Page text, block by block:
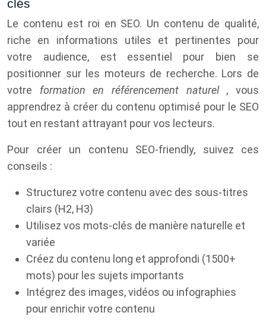
clés
Le contenu est roi en SEO. Un contenu de qualité,
riche en informations utiles et pertinentes pour
votre audience, est essentiel pour bien se
positionner sur les moteurs de recherche. Lors de
votre formation en référencement naturel , vous
apprendrez à créer du contenu optimisé pour le SEO
tout en restant attrayant pour vos lecteurs.
Pour créer un contenu SEO-friendly, suivez ces
conseils :
Structurez votre contenu avec des sous-titres
clairs (H2, H3)
Utilisez vos mots-clés de manière naturelle et
variée
Créez du contenu long et approfondi (1500+
mots) pour les sujets importants
Intégrez des images, vidéos ou infographies
pour enrichir votre contenu